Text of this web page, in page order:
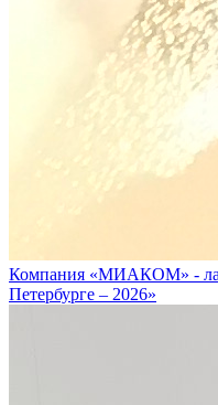
Компания «МИАКОМ» -
Петербурге – 2026»